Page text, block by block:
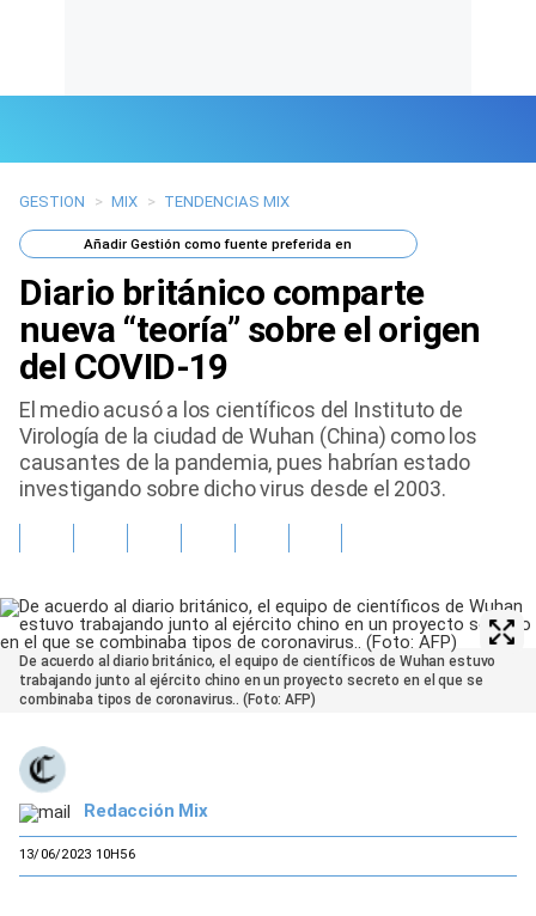
Últimas Noticias
Mi Bolsillo
Gente
Vida Laboral
Tendencias Mix
GESTION > MIX > TENDENCIAS MIX
AñadirGestión como fuente preferida en
Diario británico comparte
nueva “teoría” sobre el origen
del COVID-19
El medio acusó a los científicos del Instituto de
Virología de la ciudad de Wuhan (China) como los
causantes de la pandemia, pues habrían estado
investigando sobre dicho virus desde el 2003.
De acuerdo al diario británico, el equipo de científicos de Wuhan estuvo
trabajando junto al ejército chino en un proyecto secreto en el que se
combinaba tipos de coronavirus.. (Foto: AFP)
Redacción Mix
13/06/2023 10H56